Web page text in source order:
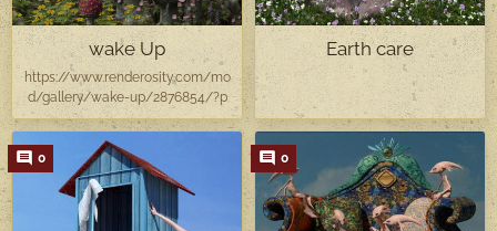
wake Up
https://www.renderosity.com/mo
d/gallery/wake-up/2876854/?p
Earth care
0 0